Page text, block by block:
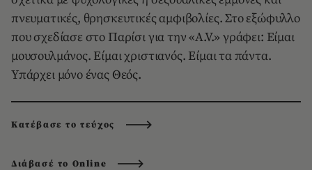
πνευματικές, θρησκευτικές αμφιβολίες. Στο εξώφυλλο
που σχεδίασε στο Παρίσι για την «A.V.» γράφει: Eίμαι
μουσουλμάνος. Eίμαι χριστιανός. Eίμαι τα πάντα.
Yπάρχει μόνο ένας Θεός.
Κατέβασε το τεύχος
Διάβασέ το Online